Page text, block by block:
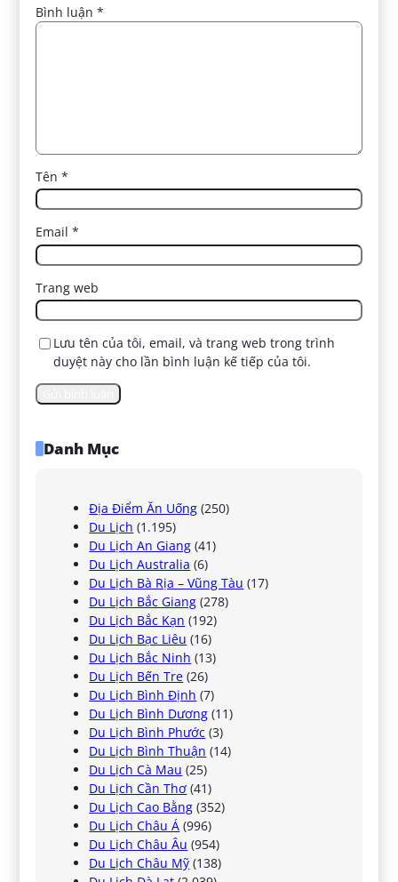
Bình luận*
Tên*
Email*
Trang web
Lưu tên của tôi, email, và trang web trong trình
duyệt này cho lần bình luận kế tiếp của tôi.
Danh Mục
Địa Điểm Ăn Uống (250)
Du Lịch (1.195)
Du Lịch An Giang (41)
Du Lịch Australia (6)
Du Lịch Bà Rịa – Vũng Tàu (17)
Du Lịch Bắc Giang (278)
Du Lịch Bắc Kạn (192)
Du Lịch Bạc Liêu (16)
Du Lịch Bắc Ninh (13)
Du Lịch Bến Tre (26)
Du Lịch Bình Định (7)
Du Lịch Bình Dương (11)
Du Lịch Bình Phước (3)
Du Lịch Bình Thuận (14)
Du Lịch Cà Mau (25)
Du Lịch Cần Thơ (41)
Du Lịch Cao Bằng (352)
Du Lịch Châu Á (996)
Du Lịch Châu Âu (954)
Du Lịch Châu Mỹ (138)